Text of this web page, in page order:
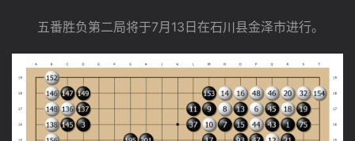
五番胜负第二局将于7月13日在石川县金泽市进行。